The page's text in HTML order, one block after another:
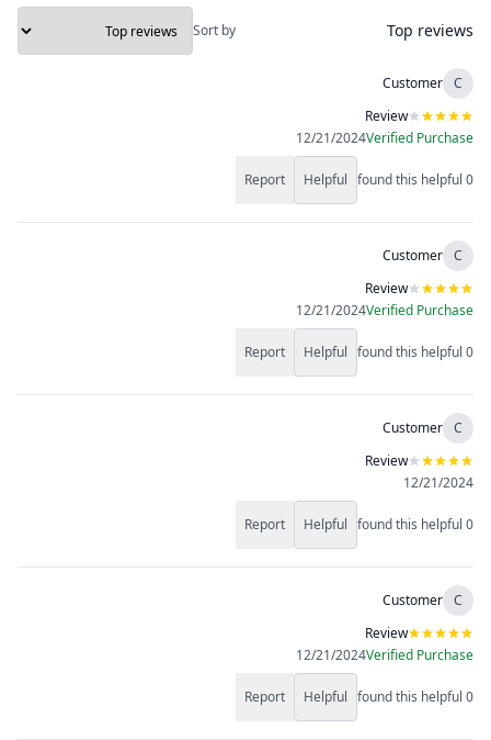
Top reviews
Sort by
C
Customer
Review
Verified Purchase
12/21/2024
0
found this helpful
Helpful
Report
C
Customer
Review
Verified Purchase
12/21/2024
0
found this helpful
Helpful
Report
C
Customer
Review
12/21/2024
0
found this helpful
Helpful
Report
C
Customer
Review
Verified Purchase
12/21/2024
0
found this helpful
Helpful
Report